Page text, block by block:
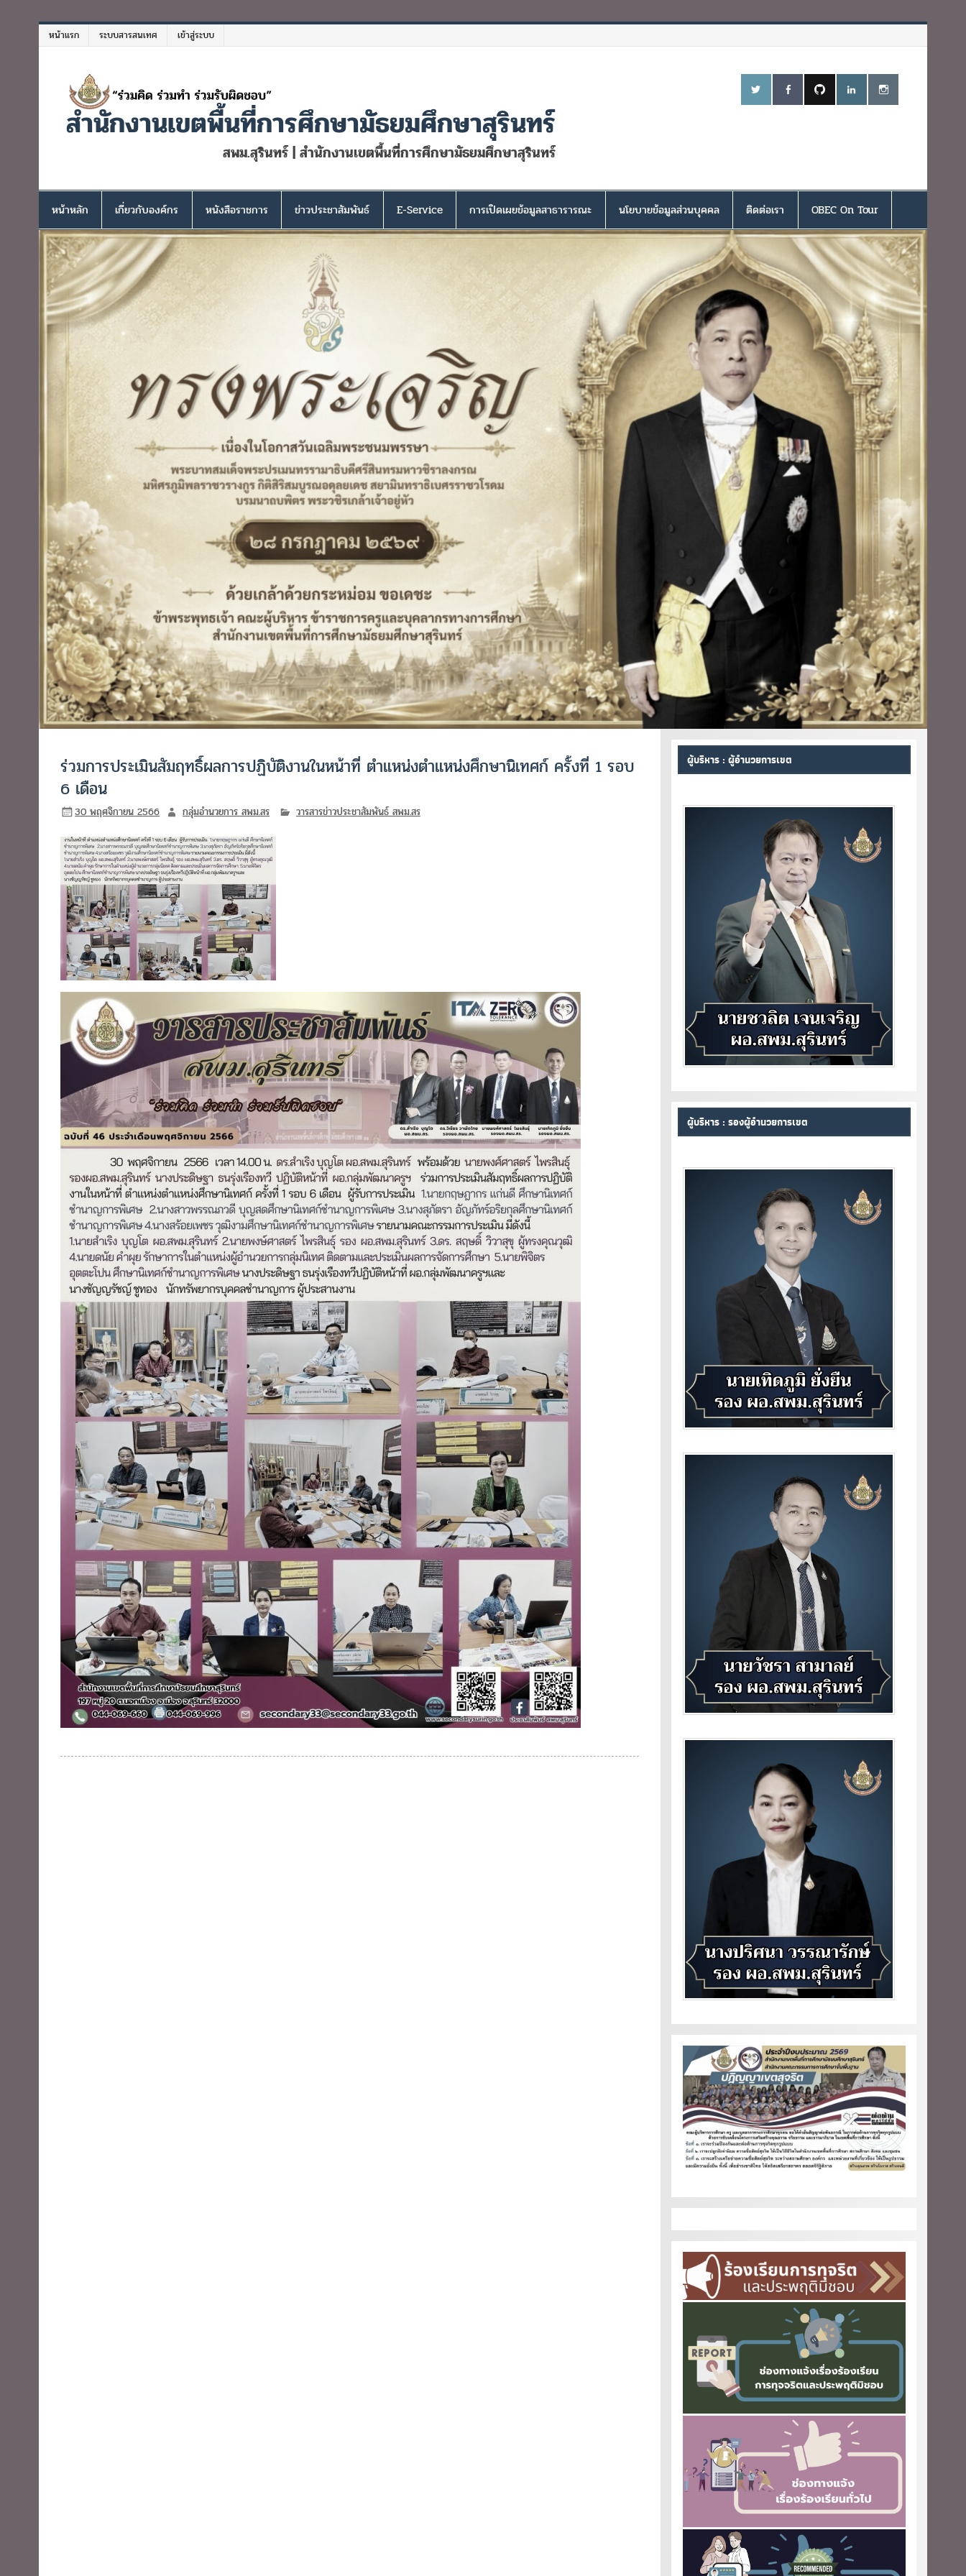
หน้าแรก ระบบสารสนเทศ เข้าสู่ระบบ
สำนักงานเขตพื้นที่การศึกษามัธยมศึกษาสุรินทร์
สพม.สุรินทร์ | สำนักงานเขตพื้นที่การศึกษามัธยมศึกษาสุรินทร์
หน้าหลัก เกี่ยวกับองค์กร หนังสือราชการ ข่าวประชาสัมพันธ์ E-Service การเปิดเผยข้อมูลสาธารารณะ นโยบายข้อมูลส่วนบุคคล ติดต่อเรา OBEC On Tour
ร่วมการประเมินสัมฤทธิ์ผลการปฏิบัติงานในหน้าที่ ตำแหน่งตำแหน่งศึกษานิเทศก์ ครั้งที่ 1 รอบ
6 เดือน
30 พฤศจิกายน 2566 กลุ่มอำนวยการ สพม.สร วารสารข่าวประชาสัมพันธ์ สพม.สร
ผู้บริหาร : ผู้อำนวยการเขต
ผู้บริหาร : รองผู้อำนวยการเขต